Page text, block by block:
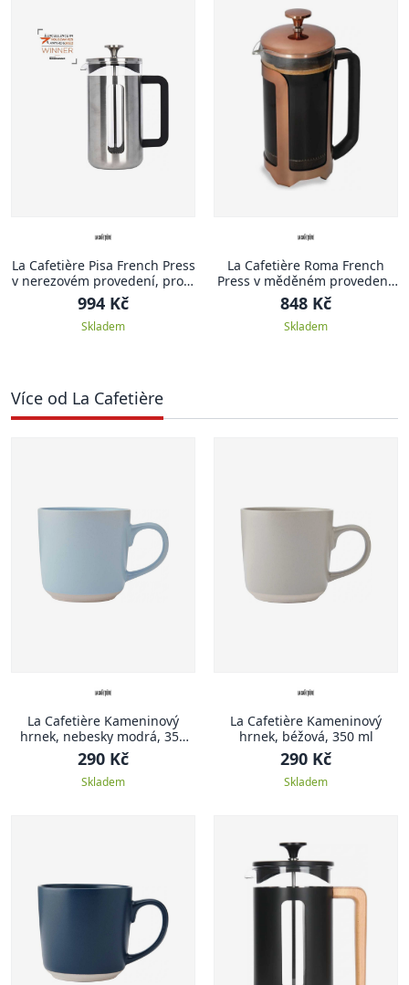
La Cafetière Pisa French Press
v nerezovém provedení, pro 8
šálků
994 Kč
Skladem
La Cafetière Roma French
Press v měděném provedení,
pro 8 šálků
848 Kč
Skladem
Více od La Cafetière
La Cafetière Kameninový
hrnek, nebesky modrá, 350
ml
290 Kč
Skladem
La Cafetière Kameninový
hrnek, béžová, 350 ml
290 Kč
Skladem